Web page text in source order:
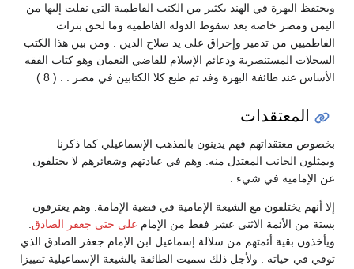
ويحتفظ البهرة في الهند بكثير من الكتب الفاطمية التي نقلت إليها من
اليمن ومصر خاصة بعد سقوط الدولة الفاطمية وما لحق بتراث
الفاطميين من تدمير وإحراق على يد صلاح الدين . ومن بين هذا الكتب
السجلات المستنصرية ودعائم الإسلام للقاضي النعمان وهو كتاب الفقه
الأساس عند طائفة البهرة وفد تم طبع كلا الكتابين في مصر . . ( 8 )
المعتقدات
بخصوص معتقداتهم فهم يدينون بالمذهب الإسماعيلي كما ذكرنا
ويمثلون الجانب المعتدل منه. وهم في عبادتهم وشعائرهم لا يختلفون
عن الإمامية في شيء .
إلا أنهم يختلفون مع الشيعة الإمامية في قضية الإمامة. وهم يعترفون
بستة من الأئمة الاثنى عشر فقط من الإمام علي حتى جعفر الصادق
ويأخذون بقية أئمتهم من سلالة إسماعيل ابن الإمام جعفر الصادق الذي
توفي في حياته . ولأجل ذلك سميت الطائفة بالشيعة الإسماعيلية تمييزا